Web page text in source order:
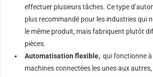
effectuer plusieurs tâches. Ce type
plus recommandé pour les industries qui
le même produit, mais fabriquent plutôt
pièces.
Automatisation flexible, qui fonctionne à
machines connectées les unes aux